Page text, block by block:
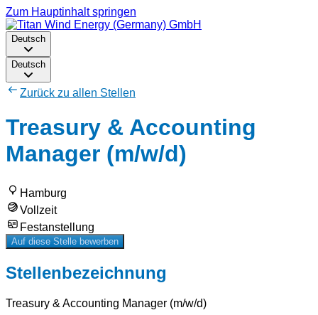
Zum Hauptinhalt springen
Deutsch
Deutsch
Zurück zu allen Stellen
Treasury & Accounting
Manager (m/w/d)
Hamburg
Vollzeit
Festanstellung
Auf diese Stelle bewerben
Stellenbezeichnung
Treasury & Accounting Manager (m/w/d)